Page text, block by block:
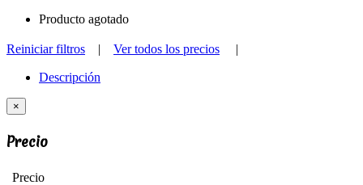
Producto agotado
Reiniciar filtros | Ver todos los precios |
Descripción
×
Precio
Precio